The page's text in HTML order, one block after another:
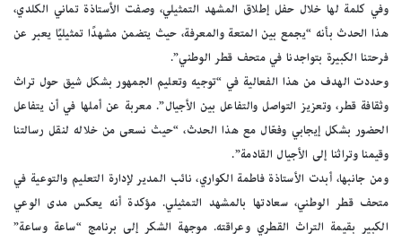
وفي كلمة لها خلال حفل إطلاق المشهد التمثيلي، وصفت الأستاذة تماني الكلدي،
هذا الحدث بأنه “يجمع بين المتعة والمعرفة، حيث يتضمن مشهدًا تمثيليًا يعبر عن
فرحتنا الكبيرة بتواجدنا في متحف قطر الوطني”.
وحددت الهدف من هذا الفعالية في “توجيه وتعليم الجمهور بشكل شيق حول تراث
وثقافة قطر، وتعزيز التواصل والتفاعل بين الأجيال”. معربة عن أملها في أن يتفاعل
الحضور بشكل إيجابي وفعّال مع هذا الحدث، “حيث نسعى من خلاله لنقل رسالتنا
وقيمنا وتراثنا إلى الأجيال القادمة”.
ومن جانبها، أبدت الأستاذة فاطمة الكواري، نائب المدير لإدارة التعليم والتوعية في
متحف قطر الوطني، سعادتها بالمشهد التمثيلي. مؤكدة أنه يعكس مدى الوعي
الكبير بقيمة التراث القطري وعراقته. موجهة الشكر إلى برنامج “ساعة وساعة”